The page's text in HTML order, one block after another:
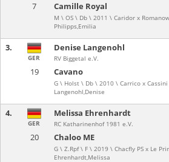
7 Camille Royal
M \ OS \ Db \ 2011 \ Caridor x
Philipps,Emilia
3.
19 Cavano
G \ Holst \ Db \ 2010 \ Carrico x
Langenohl,Denise
GER
Denise Langenohl
RV Biggetal e.V.
4.
20 Chaloo ME
G \ Z.Rpf \ F \ 2019 \ Chacfly PS x Le
Ehrenhardt,Melissa
GER
Melissa Ehrenhardt
RC Katharinenhof 1981 e.V.